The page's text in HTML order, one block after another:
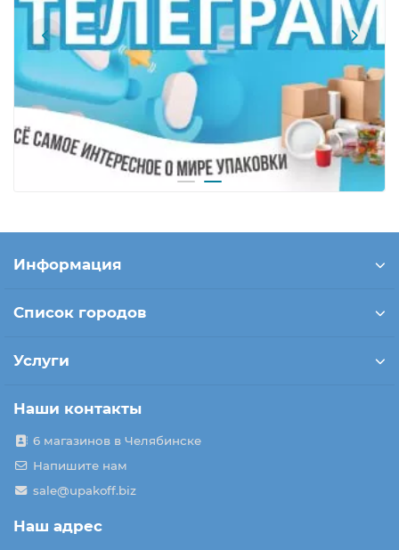
Информация
Список городов
Услуги
Наши контакты
6 магазинов в Челябинске
Напишите нам
sale@upakoff.biz
Наш адрес